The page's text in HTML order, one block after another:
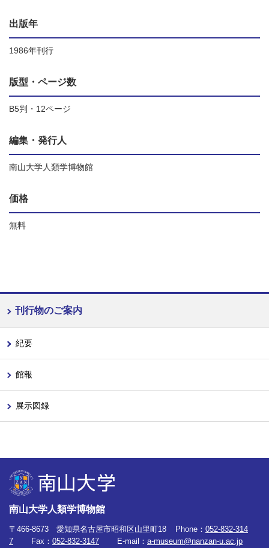
出版年
1986年刊行
版型・ページ数
B5判・12ページ
編集・発行人
南山大学人類学博物館
価格
無料
刊行物のご案内
紀要
館報
展示図録
南山大学人類学博物館
〒466-8673 愛知県名古屋市昭和区山里町18 Phone： 052-832-314
7
Fax： 052-832-3147 E-mail： a-museum@nanzan-u.ac.jp